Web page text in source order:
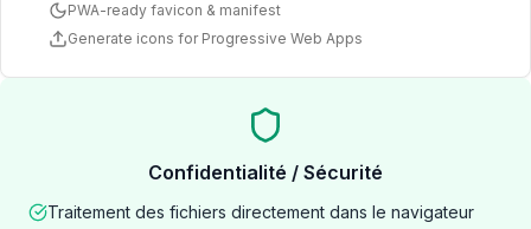
PWA-ready favicon & manifest
Generate icons for Progressive Web Apps
Confidentialité / Sécurité
Traitement des fichiers directement dans le navigateur